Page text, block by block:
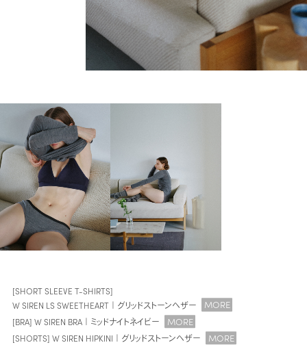
[SHORT SLEEVE T-SHIRTS]
W SIREN LS SWEETHEART｜グリッドストーンヘザー
MORE
[BRA] W SIREN BRA｜ミッドナイトネイビー MORE
[SHORTS] W SIREN HIPKINI｜グリッドストーンヘザー
MORE